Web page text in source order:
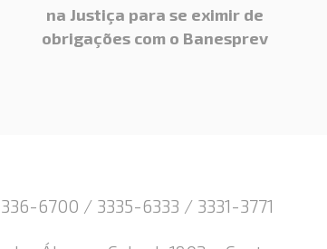
na Justiça para se eximir de
obrigações com o Banesprev
6700 / 3335-6333 / 3331-3771